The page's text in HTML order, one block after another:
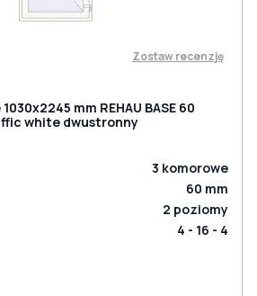
Zostaw recenzję
mm REHAU BASE 60
white dwustronny
3 komorowe
60 mm
2 poziomy
4 - 16 - 4